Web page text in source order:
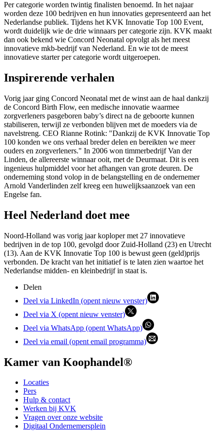
Per categorie worden twintig finalisten benoemd. In het najaar
worden deze 100 bedrijven en hun innovaties gepresenteerd aan het
Nederlandse publiek. Tijdens het KVK Innovatie Top 100 Event,
wordt duidelijk wie de drie winnaars per categorie zijn. KVK maakt
dan ook bekend wie Concord Neonatal opvolgt als het meest
innovatieve mkb-bedrijf van Nederland. En wie tot de meest
innovatieve starter per categorie wordt uitgeroepen.
Inspirerende verhalen
Vorig jaar ging Concord Neonatal met de winst aan de haal dankzij
de Concord Birth Flow, een medische innovatie waarmee
zorgverleners pasgeboren baby’s direct na de geboorte kunnen
stabiliseren, terwijl ze verbonden blijven met de moeders via de
navelstreng. CEO Rianne Rotink: "Dankzij de KVK Innovatie Top
100 konden we ons verhaal breder delen en bereikten we meer
ouders en zorgverleners." In 2006 won timmerbedrijf Van der
Linden, de allereerste winnaar ooit, met de Deurmaat. Dit is een
ingenieus hulpmiddel voor het afhangen van grote deuren. De
onderneming stond volop in de belangstelling en de ondernemer
Arnold Vanderlinden zelf kreeg een huwelijksaanzoek van een
Engelse fan.
Heel Nederland doet mee
Noord-Holland was vorig jaar koploper met 27 innovatieve
bedrijven in de top 100, gevolgd door Zuid-Holland (23) en Utrecht
(13). Aan de KVK Innovatie Top 100 is bewust geen (geld)prijs
verbonden. De kracht van het initiatief is te laten zien waartoe het
Nederlandse midden- en kleinbedrijf in staat is.
Delen
Deel via LinkedIn (opent nieuw venster)
Deel via X (opent nieuw venster)
Deel via WhatsApp (opent WhatsApp)
Deel via email (opent email programma)
Kamer van Koophandel®
Locaties
Pers
Hulp & contact
Werken bij KVK
Vragen over onze website
Digitaal Ondernemersplein